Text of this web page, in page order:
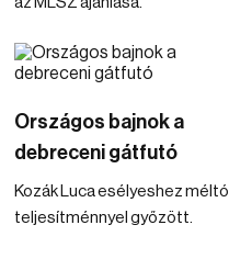
Országos bajnok a
debreceni gátfutó
Kozák Luca esélyeshez méltó
teljesítménnyel győzött.